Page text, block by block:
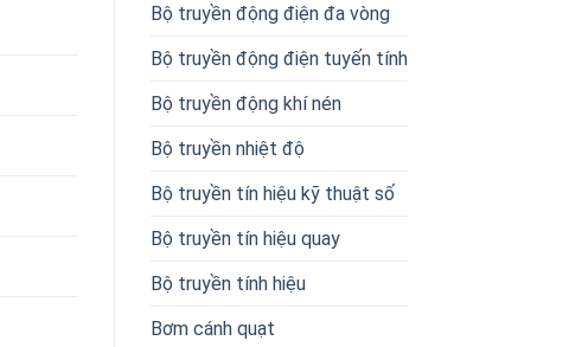
Bộ truyền động điện đa vòng
Bộ truyền động điện tuyến tính
Bộ truyền động khí nén
Bộ truyền nhiệt độ
Bộ truyền tín hiệu kỹ thuật số
Bộ truyền tín hiệu quay
Bộ truyền tính hiệu
Bơm cánh quạt